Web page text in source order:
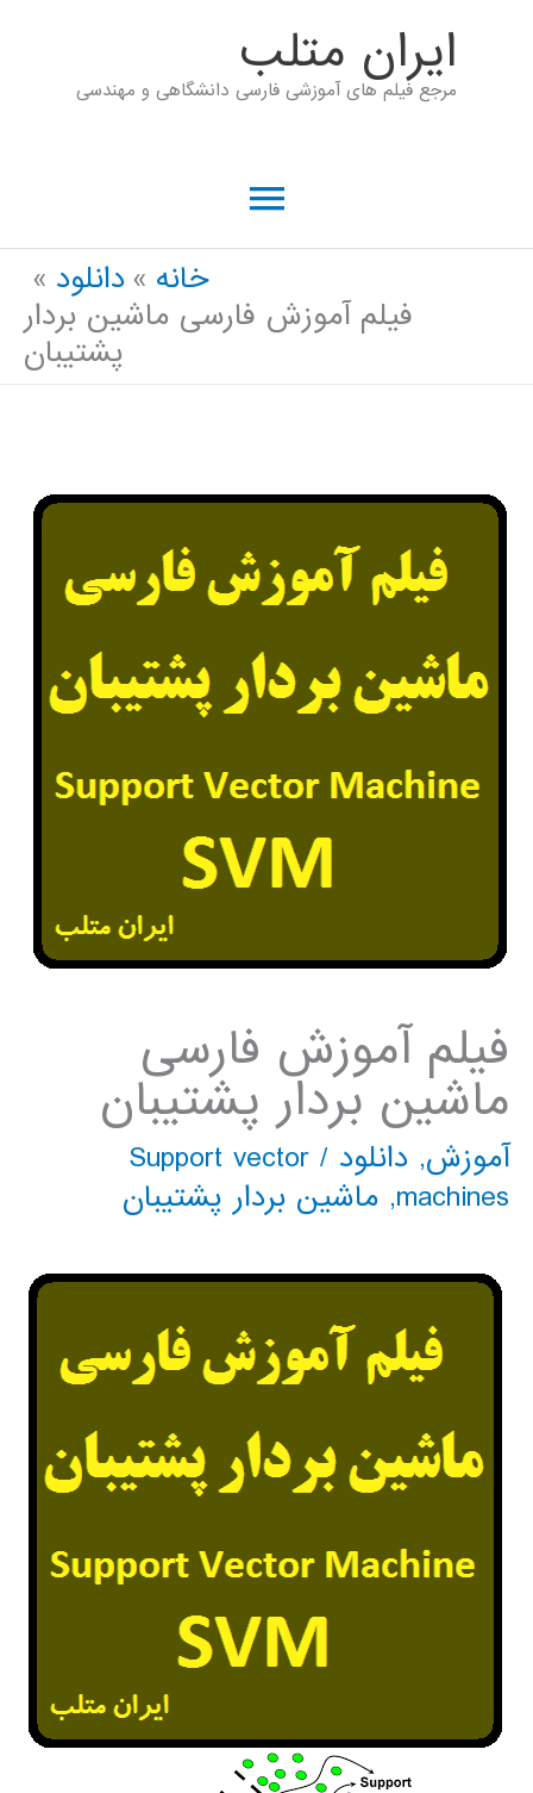
ايران متلب
مرجع فیلم های آموزشی فارسی دانشگاهی و مهندسی
فهرست
اصلیخانه
دانلود
فیلم آموزش فارسی ماشین بردار
پشتیبان
فیلم آموزش فارسی
ماشین بردار پشتیبان
آموزش, دانلود /
Support vector
machines
, ماشین بردار پشتیبان